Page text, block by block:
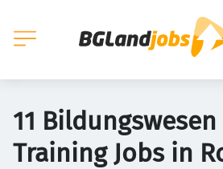
11
Training Jobs in